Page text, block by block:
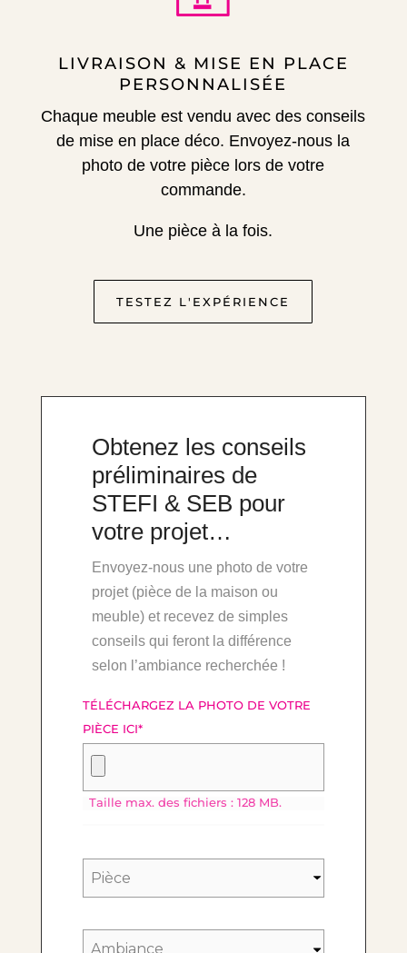
LIVRAISON & MISE EN PLACE
PERSONNALISÉE
Chaque meuble est vendu avec des conseils
de mise en place déco. Envoyez-nous la
photo de votre pièce lors de votre
commande.
Une pièce à la fois.
TESTEZ L'EXPÉRIENCE
Obtenez les conseils
préliminaires de
STEFI & SEB pour
votre projet…
Envoyez-nous une photo de votre
projet (pièce de la maison ou
meuble) et recevez de simples
conseils qui feront la différence
selon l’ambiance recherchée !
TÉLÉCHARGEZ LA PHOTO DE VOTRE
PIÈCE ICI*
Taille max. des fichiers : 128 MB.